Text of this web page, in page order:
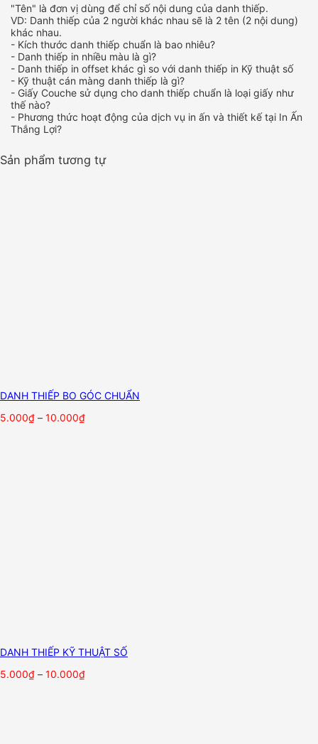
"Tên" là đơn vị dùng để chỉ số nội dung của danh thiếp.
VD: Danh thiếp của 2 người khác nhau sẽ là 2 tên (2 nội dung)
khác nhau.
- Kích thước danh thiếp chuẩn là bao nhiêu?
- Danh thiếp in nhiều màu là gì?
- Danh thiếp in offset khác gì so với danh thiếp in Kỹ thuật số
- Kỹ thuật cán màng danh thiếp là gì?
- Giấy Couche sử dụng cho danh thiếp chuẩn là loại giấy như
thế nào?
- Phương thức hoạt động của dịch vụ in ấn và thiết kế tại In Ấn
Thắng Lợi?
Sản phẩm tương tự
DANH THIẾP BO GÓC CHUẨN
5.000₫ – 10.000₫
DANH THIẾP KỸ THUẬT SỐ
5.000₫ – 10.000₫